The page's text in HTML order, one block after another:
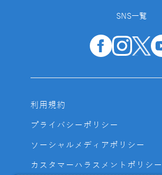
SNS一覧
利用規約
プライバシーポリシー
ソーシャルメディアポリシー
カスタマーハラスメントポリシー